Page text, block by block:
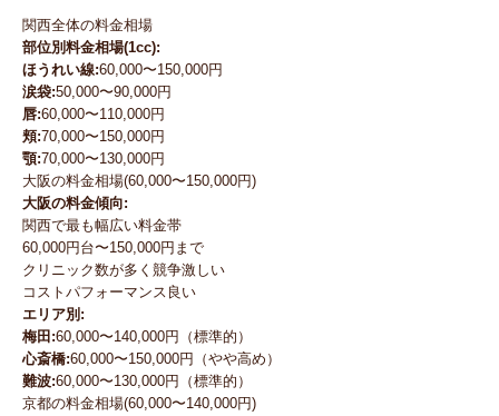
関西全体の料金相場
部位別料金相場(1cc):
ほうれい線:60,000〜150,000円
涙袋:50,000〜90,000円
唇:60,000〜110,000円
頬:70,000〜150,000円
顎:70,000〜130,000円
大阪の料金相場(60,000〜150,000円)
大阪の料金傾向:
関西で最も幅広い料金帯
60,000円台〜150,000円まで
クリニック数が多く競争激しい
コストパフォーマンス良い
エリア別:
梅田:60,000〜140,000円（標準的）
心斎橋:60,000〜150,000円（やや高め）
難波:60,000〜130,000円（標準的）
京都の料金相場(60,000〜140,000円)